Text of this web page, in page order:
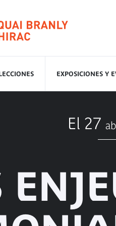
EXPOSICIONES Y
El 27